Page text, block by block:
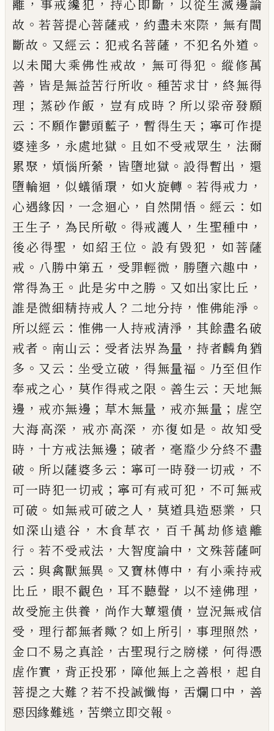
離 ， 事戒纔犯 ， 持心即斷 ， 以從生滅邊論
故 。若菩提心菩薩戒 ， 約盡未來際 ， 無有間
斷故 。 又經云 ： 犯戒名菩薩 ， 不犯名外道 。
以未聞大乘佛性戒故 ， 無可得犯 。 縱修萬
善 ， 皆是無益苦行所收 。 種苦求甘 ， 終無得
理 ； 蒸砂作飯 ， 豈有成時 ？ 所以梁帝發願
云 ：不願作鬱頭藍子 ，暫得生天 ； 寧可作提
婆達多 ， 永處地獄 。 且如不受戒眾生 ， 法爾
累聚 ， 煩惱所縈 ， 皆墮地獄 。 設得暫出 ， 還
墮輪迴 ，似蟻循環 ， 如火旋轉 。若得戒力 ，
心遇緣因 ， 一念迴心 ， 自然開悟 。 經云 ： 如
王生子 ， 為民所敬 。 得戒護人 ，生聖種中 ，
後必得聖 ， 如紹王位 。 設有毀犯 ， 如菩薩
戒 。 八勝中第五 ， 受罪輕微 ， 勝墮六趣中 ，
常得為王 。 此是劣中之勝 。 又如出家比丘 ，
誰是微細精持戒人 ？ 二地分持 ， 惟佛能淨 。
所以經云 ： 惟佛一人持戒清淨 ，其餘盡名破
戒者 。 南山云 ： 受者法界為量 ， 持者麟角猶
多 。 又云 ： 坐受立破 ， 得無量福 。 乃至但作
奉戒之心 ， 莫作得戒之限 。 善生云 ： 天地無
邊 ， 戒亦無邊 ； 草木無量 ， 戒亦無量 ； 虗空
大海高深 ， 戒亦高深 ， 亦復如是 。 故知受
時 ，十方戒法無邊 ； 破者 ，毫𨤲少分終不盡
破 。 所以薩婆多云 ： 寧可一時發一切戒 ， 不
可一時犯一切戒 ； 寧可有戒可犯 ， 不可無戒
可破 。 如無戒可破之人 ， 莫道具造惡業 ， 只
如深山遠谷 ， 木食草衣 ， 百千萬劫修遠離
行 。若不受戒法 ， 大智度論中 ， 文殊菩薩呵
云 ：與禽獸無異 。 又寶林傳中 ， 有小乘持戒
比丘 ， 眼不觀色 ，耳不聽聲 ， 以不達佛理 ，
故受施主供養 ， 尚作大蕈還債 ， 豈況無戒信
受 ， 理行都無者歟 ？ 如上所引 ，事理照然 ，
金口不易之真詮 ， 古聖現行之牓樣 ，何得憑
虗作實 ， 背正投邪 ， 障他無上之善根 ， 起自
菩提之大難 ？若不投誠懺悔 ， 舌爛口中 ， 善
惡因緣難逃 ， 苦樂立即交報 。